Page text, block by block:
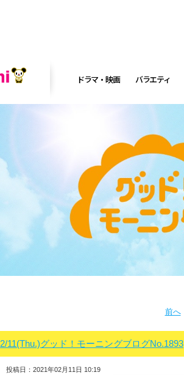
ドラマ・映画 バラエティ
前へ
2/11(Thu.)グッド！モーニングブログNo.1893
投稿日：2021年02月11日 10:19